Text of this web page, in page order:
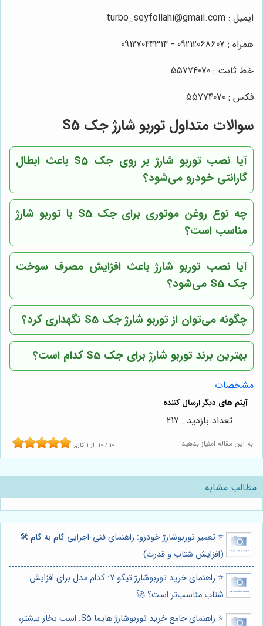
ایمیل : turbo_seyfollahi@gmail.com
همراه : 09212068607 - 09127044314
خط ثابت : 55774070
فکس : 55774070
سوالات متداول توربو شارژ جک S5
آیا نصب توربو شارژ بر روی جک S5 باعث ابطال
گارانتی خودرو می‌شود؟
چه نوع روغن موتوری برای جک S5 با توربو شارژ
مناسب است؟
آیا نصب توربو شارژ باعث افزایش مصرف سوخت
جک S5 می‌شود؟
چگونه می‌توان از توربو شارژ جک S5 نگهداری کرد؟
بهترین برند توربو شارژ برای جک S5 کدام است؟
مشخصات
به این مقاله امتیاز بدهید : 10 / 10 از 1 کاربر
تعداد بازدید : 217
مطالب مشابه
⭐️ تعمیر توربوشارژ خودرو: راهنمای فنی-اجرایی گام به گام 🛠️
(افزایش شتاب و قدرت)
⭐️ راهنمای خرید توربوشارژ تیگو 7: کدام مدل برای افزایش
شتاب مناسب‌تر است؟ 🚀
⭐️ راهنمای جامع خرید توربوشارژ هایما S5: اسب بخار بیشتر،